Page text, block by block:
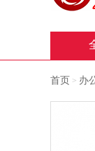
首页 > 办